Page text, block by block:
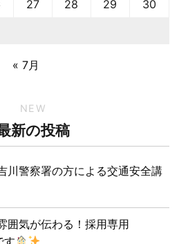
27 28 29
30
« 7月
NEW
新の投稿
川警察署の方による交通安全講
囲気が伝わる！採用専用
す